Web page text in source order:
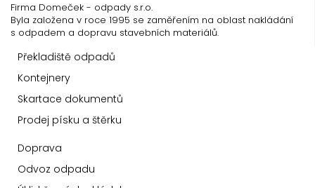
Firma Domeček - odpady s.r.o.
Byla založena v roce 1995 se zaměřením na oblast nakládání
s odpadem a dopravu stavebních materiálů.
Překladiště odpadů
Kontejnery
Skartace dokumentů
Prodej písku a štěrku
Doprava
Odvoz odpadu